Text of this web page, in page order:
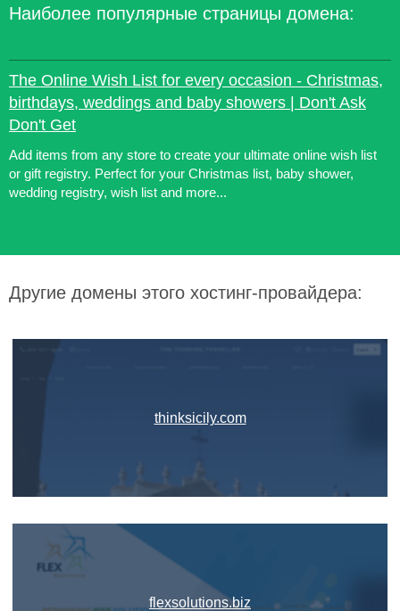
Наиболее популярные страницы домена:
The Online Wish List for every occasion - Christmas,
birthdays, weddings and baby showers | Don't Ask
Don't Get
Add items from any store to create your ultimate online wish list
or gift registry. Perfect for your Christmas list, baby shower,
wedding registry, wish list and more...
Другие домены этого хостинг-провайдера:
thinksicily.com
flexsolutions.biz